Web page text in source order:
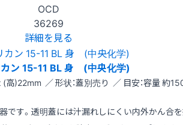
OCD
36269
詳細を見る
ン 15-11 BL 身 (中央化学)
)22mm ／ 形状：蓋別売り ／ 目安：容量 約
です。透明蓋には汁漏れしにくい内外かん合